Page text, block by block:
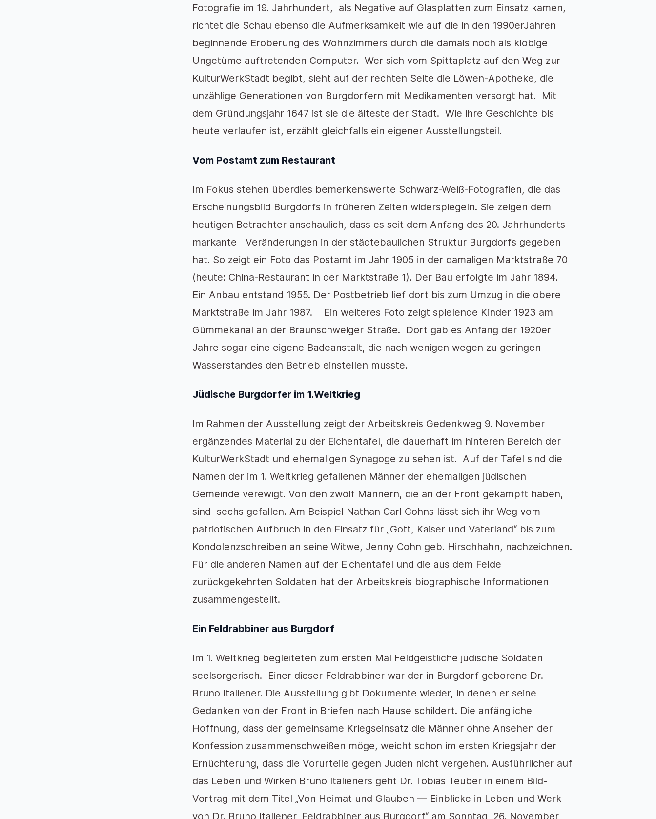
Fotografie im 19. Jahrhundert, als Negative auf Glasplatten zum Einsatz kamen,
richtet die Schau ebenso die Aufmerksamkeit wie auf die in den 1990erJahren
beginnende Eroberung des Wohnzimmers durch die damals noch als klobige
Ungetüme auftretenden Computer. Wer sich vom Spittaplatz auf den Weg zur
KulturWerkStadt begibt, sieht auf der rechten Seite die Löwen-Apotheke, die
unzählige Generationen von Burgdorfern mit Medikamenten versorgt hat. Mit
dem Gründungsjahr 1647 ist sie die älteste der Stadt. Wie ihre Geschichte bis
heute verlaufen ist, erzählt gleichfalls ein eigener Ausstellungsteil.
Vom Postamt zum Restaurant
Im Fokus stehen überdies bemerkenswerte Schwarz-Weiß-Fotografien, die das
Erscheinungsbild Burgdorfs in früheren Zeiten widerspiegeln. Sie zeigen dem
heutigen Betrachter anschaulich, dass es seit dem Anfang des 20. Jahrhunderts
markante Veränderungen in der städtebaulichen Struktur Burgdorfs gegeben
hat. So zeigt ein Foto das Postamt im Jahr 1905 in der damaligen Marktstraße 70
(heute: China-Restaurant in der Marktstraße 1). Der Bau erfolgte im Jahr 1894.
Ein Anbau entstand 1955. Der Postbetrieb lief dort bis zum Umzug in die obere
Marktstraße im Jahr 1987. Ein weiteres Foto zeigt spielende Kinder 1923 am
Gümmekanal an der Braunschweiger Straße. Dort gab es Anfang der 1920er
Jahre sogar eine eigene Badeanstalt, die nach wenigen wegen zu geringen
Wasserstandes den Betrieb einstellen musste.
Jüdische Burgdorfer im 1.Weltkrieg
Im Rahmen der Ausstellung zeigt der Arbeitskreis Gedenkweg 9. November
ergänzendes Material zu der Eichentafel, die dauerhaft im hinteren Bereich der
KulturWerkStadt und ehemaligen Synagoge zu sehen ist. Auf der Tafel sind die
Namen der im 1. Weltkrieg gefallenen Männer der ehemaligen jüdischen
Gemeinde verewigt. Von den zwölf Männern, die an der Front gekämpft haben,
sind sechs gefallen. Am Beispiel Nathan Carl Cohns lässt sich ihr Weg vom
patriotischen Aufbruch in den Einsatz für „Gott, Kaiser und Vaterland“ bis zum
Kondolenzschreiben an seine Witwe, Jenny Cohn geb. Hirschhahn, nachzeichnen.
Für die anderen Namen auf der Eichentafel und die aus dem Felde
zurückgekehrten Soldaten hat der Arbeitskreis biographische Informationen
zusammengestellt.
Ein Feldrabbiner aus Burgdorf
Im 1. Weltkrieg begleiteten zum ersten Mal Feldgeistliche jüdische Soldaten
seelsorgerisch. Einer dieser Feldrabbiner war der in Burgdorf geborene Dr.
Bruno Italiener. Die Ausstellung gibt Dokumente wieder, in denen er seine
Gedanken von der Front in Briefen nach Hause schildert. Die anfängliche
Hoffnung, dass der gemeinsame Kriegseinsatz die Männer ohne Ansehen der
Konfession zusammenschweißen möge, weicht schon im ersten Kriegsjahr der
Ernüchterung, dass die Vorurteile gegen Juden nicht vergehen. Ausführlicher auf
das Leben und Wirken Bruno Italieners geht Dr. Tobias Teuber in einem Bild-
Vortrag mit dem Titel „Von Heimat und Glauben — Einblicke in Leben und Werk
von Dr. Bruno Italiener, Feldrabbiner aus Burgdorf“ am Sonntag, 26. November,